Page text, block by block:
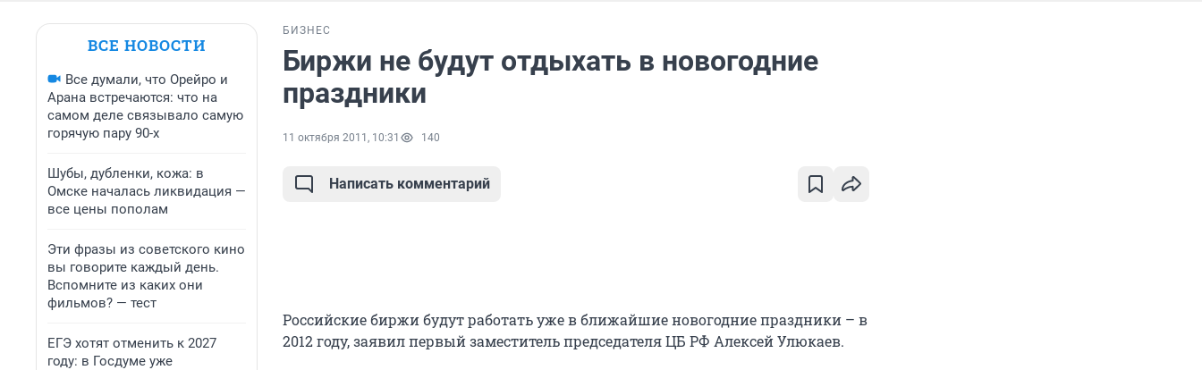
ВСЕ НОВОСТИ
Все думали, что Орейро и
Арана встречаются: что на
самом деле связывало самую
горячую пару 90-х
Шубы, дубленки, кожа: в
Омске началась ликвидация —
все цены пополам
Эти фразы из советского кино
вы говорите каждый день.
Вспомните из каких они
фильмов? — тест
ЕГЭ хотят отменить к 2027
году: в Госдуме уже
БИЗНЕС
Биржи не будут отдыхать в новогодние
праздники
11 октября 2011, 10:31 140
Написать комментарий
Российские биржи будут работать уже в ближайшие новогодние праздники – в
2012 году, заявил первый заместитель председателя ЦБ РФ Алексей Улюкаев.